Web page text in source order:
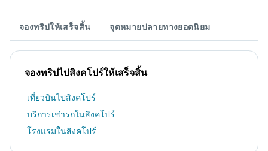
จองทริปให้เสร็จสิ้น จุดหมายปลายทางยอดนิยม
จองทริปไปสิงคโปร์ให้เสร็จสิ้น
เที่ยวบินไปสิงคโปร์
บริการเช่ารถในสิงคโปร์
โรงแรมในสิงคโปร์